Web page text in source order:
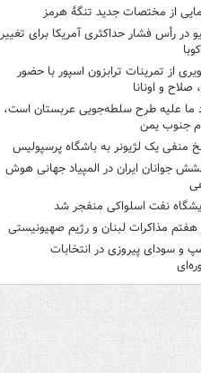
از مختصات جدید تنگۀ هرمز
در رأس فشار حداکثری آمریکا برای تغییر
از تمرینات ترابزون اسپور با حضور
صلاح و اونانا
ما علیه طرح سلطه‌جویی عربستان است،
جنوب یمن
منفی یک لژیونر به باشگاه پرسپولیس
جوانان ایران در المپیاد جهانی هوش
نفت اسلواکی منفجر شد
هفتم مذاکرات لبنان و رژیم صهیونیستی
و سودای پیروزی در انتخابات